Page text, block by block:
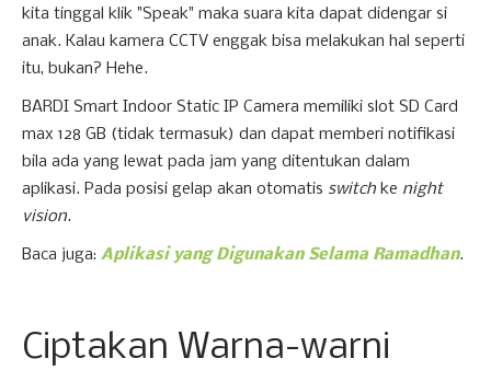
kita tinggal klik "Speak" maka suara kita dapat didengar si
anak. Kalau kamera CCTV enggak bisa melakukan hal seperti
itu, bukan? Hehe.
BARDI Smart Indoor Static IP Camera memiliki slot SD Card
max 128 GB (tidak termasuk) dan dapat memberi notifikasi
bila ada yang lewat pada jam yang ditentukan dalam
aplikasi. Pada posisi gelap akan otomatis switch ke night
vision.
Baca juga: Aplikasi yang Digunakan Selama Ramadhan.
Ciptakan Warna-warni